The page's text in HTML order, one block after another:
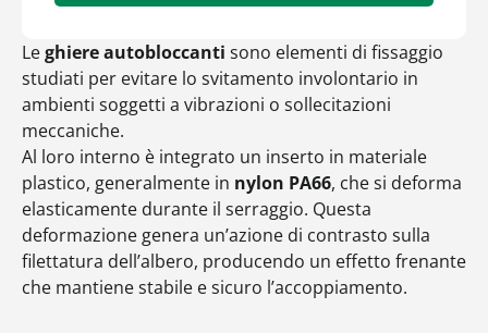
Leghiere autobloccanti sono elementi di fissaggio
studiati per evitare lo svitamento involontario in
ambienti soggetti a vibrazioni o sollecitazioni
meccaniche.
Al loro interno è integrato un inserto in materiale
plastico, generalmente in nylon PA66, che si deforma
elasticamente durante il serraggio. Questa
deformazione genera un’azione di contrasto sulla
filettatura dell’albero, producendo un effetto frenante
che mantiene stabile e sicuro l’accoppiamento.